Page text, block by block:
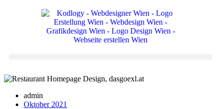
admin
Oktober 2021